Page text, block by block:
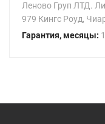
Леново Груп ЛТД.
979 Кингс Роуд,
Гарантия, месяцы: